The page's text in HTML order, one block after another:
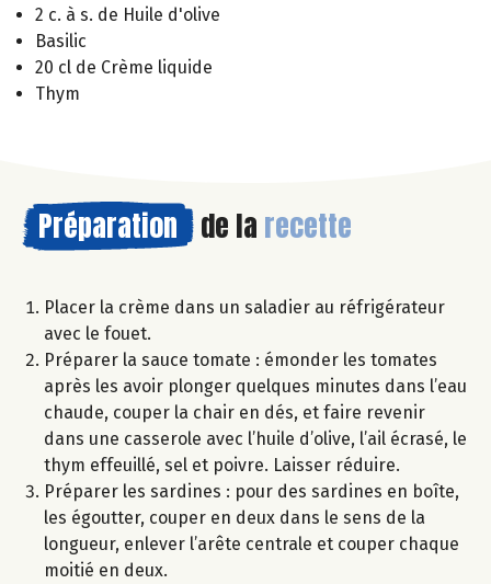
2 c. à s. de Huile d'olive
Basilic
20 cl de Crème liquide
Thym
Préparation de la recette
Placer la crème dans un saladier au réfrigérateur
avec le fouet.
Préparer la sauce tomate : émonder les tomates
après les avoir plonger quelques minutes dans l’eau
chaude, couper la chair en dés, et faire revenir
dans une casserole avec l’huile d’olive, l’ail écrasé, le
thym effeuillé, sel et poivre. Laisser réduire.
Préparer les sardines : pour des sardines en boîte,
les égoutter, couper en deux dans le sens de la
longueur, enlever l’arête centrale et couper chaque
moitié en deux.